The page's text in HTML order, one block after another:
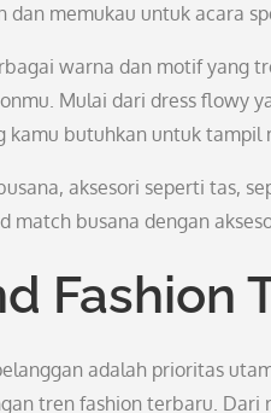
dan memukau untuk acara
warna dan motif yang
Mulai dari dress flowy
kamu butuhkan untuk tampil
aksesori seperti tas,
match busana dengan
Fashion
adalah prioritas
tren fashion terbaru. Dari